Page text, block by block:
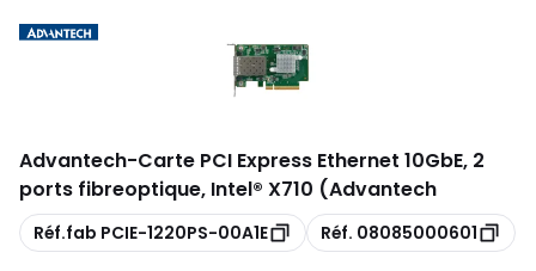
Advantech-Carte PCI Express Ethernet 10GbE, 2
ports fibreoptique, Intel® X710 (Advantech
Copie
Réf.fab PCIE-1220PS-00A1E Copie
Réf. 08085000601